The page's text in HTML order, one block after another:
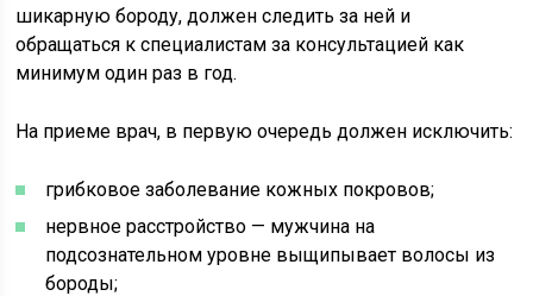
шикарную бороду, должен следить за ней и
обращаться к специалистам за консультацией как
минимум один раз в год.
На приеме врач, в первую очередь должен исключить:
грибковое заболевание кожных покровов;
нервное расстройство — мужчина на
подсознательном уровне выщипывает волосы из
бороды;